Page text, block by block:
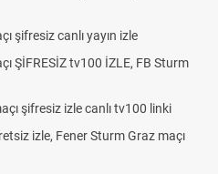
şifresiz canlı yayın izle
ŞİFRESİZ tv100 İZLE, FB Sturm
şifresiz izle canlı tv100 linki
izle, Fener Sturm Graz maçı